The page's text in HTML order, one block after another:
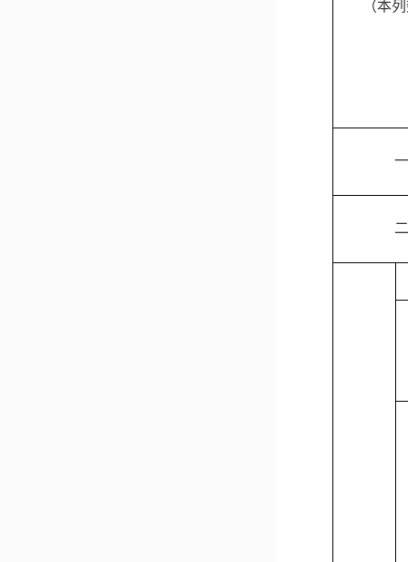
（本